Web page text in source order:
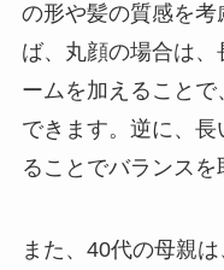
の形や髪の質感を考
ば、丸顔の場合は
ームを加えること
できます。逆に、
ることでバランスを
また、40代の母親